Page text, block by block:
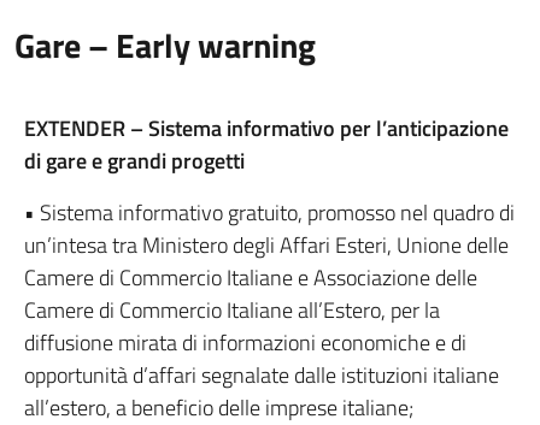
Gare – Early warning
EXTENDER – Sistema informativo per l’anticipazione
di gare e grandi progetti
• Sistema informativo gratuito, promosso nel quadro di
un’intesa tra Ministero degli Affari Esteri, Unione delle
Camere di Commercio Italiane e Associazione delle
Camere di Commercio Italiane all’Estero, per la
diffusione mirata di informazioni economiche e di
opportunità d’affari segnalate dalle istituzioni italiane
all’estero, a beneficio delle imprese italiane;